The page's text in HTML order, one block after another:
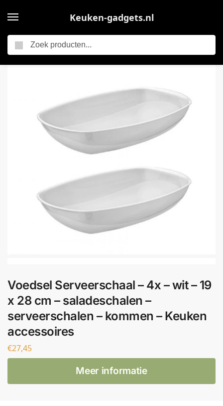
Keuken-gadgets.nl
Voedsel Serveerschaal – 4x – wit – 19 x 28 cm – saladeschalen – serveerschalen – kommen – Keuken accessoires
Voedsel Serveerschaal – 4x – wit – 19
x 28 cm – saladeschalen –
serveerschalen – kommen – Keuken
accessoires
€27,45
Meer informatie